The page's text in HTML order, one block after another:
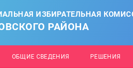
ИЗБИРАТЕЛЬНАЯ
РАЙОНА
ОБЩИЕ СВЕДЕНИЯ РЕШЕНИЯ